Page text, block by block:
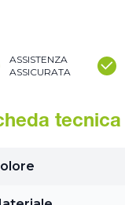
ASSISTENZA
ASSICURATA
tecnica